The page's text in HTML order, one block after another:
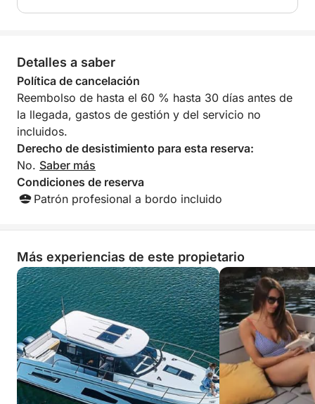
evento privado
navegación más suave, incluso con olas
Nota:
- Tasas portuarias no incluidas: 10 € por persona
- Capitán y combustible incluidos en el precio
¿Listo para vivir la mejor experiencia en el mar de
Apulia? ¡Reserva tu excursión de día completo ahora
y descubre los tesoros ocultos de Polignano a Mare
Detalles a saber
Política de cancelación
Reembolso de hasta el 60 % hasta 30 días antes de
la llegada, gastos de gestión y del servicio no
incluidos.
Derecho de desistimiento para esta reserva:
No. Saber más
Condiciones de reserva
Patrón profesional a bordo incluido
Más experiencias de este propietario